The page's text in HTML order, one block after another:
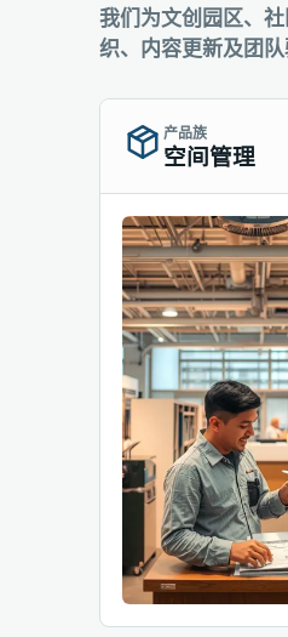
我们为文创园区、
织、内容更新及团
产品族
空间管理